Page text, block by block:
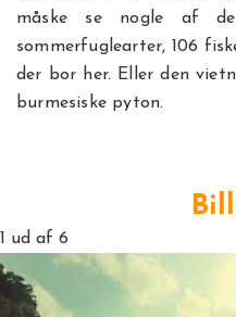
måske se nogle af
sommerfuglearter, 106
der bor her. Eller den
burmesiske pyton.
1 ud af 6